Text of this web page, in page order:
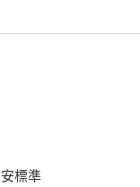
標準